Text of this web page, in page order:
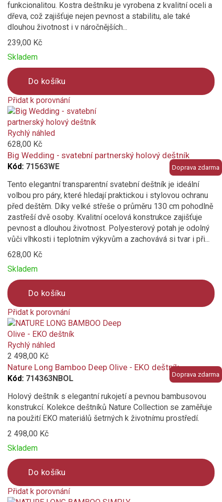
geometrický / abstraktní
plná barva
Materiál konstrukce
ocelová konstrukce
Bambus
Vlastnosti a funkce
Odolný povětrnostním vlivům
Průměr střechy deštníku (cm)
funkcionalitou. Kostra deštníku je vyrobena z kvalitní oceli a
dřeva, což zajišťuje nejen pevnost a stabilitu, ale také
dlouhou životnost i v náročnějších...
239,00 Kč
Skladem
Do košíku
Přidat k porovnání
Product
is
added
to
compare
Doprava zdarma
Rychlý náhled
628,00 Kč
Big Wedding - svatební partnerský holový deštník
Kód: 71563WE
Tento elegantní transparentní svatební deštník je ideální
volbou pro páry, které hledají praktickou i stylovou ochranu
před deštěm. Díky velké střeše o průměru 130 cm pohodlně
zastřeší dvě osoby. Kvalitní ocelová konstrukce zajišťuje
pevnost a dlouhou životnost. Polyesterový potah je odolný
vůči vlhkosti i teplotním výkyvům a zachovává si tvar i při...
628,00 Kč
Skladem
Do košíku
Přidat k porovnání
Product
is
added
to
compare
Doprava zdarma
Rychlý náhled
2 498,00 Kč
Nature Long Bamboo Deep Olive - EKO deštník
Kód: 714363NBOL
Holový deštník s elegantní rukojetí a pevnou bambusovou
konstrukcí. Kolekce deštníků Nature Collection se zaměřuje
na použití EKO materiálů šetrných k životnímu prostředí.
2 498,00 Kč
Skladem
Do košíku
Přidat k porovnání